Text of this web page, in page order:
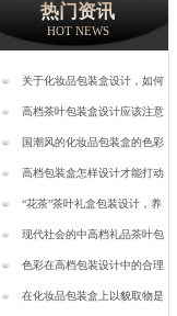
热门资讯
HOT NEWS
关于化妆品包装盒设计，如何
才能提高知名度呢？—樱美包
装
高档茶叶包装盒设计应该注意
哪些问题—樱美包装
国潮风的化妆品包装盒的色彩
搭配—樱美包装
高档包装盒怎样设计才能打动
客户—樱美包装
“花茶”茶叶礼盒包装设计，养
生更对“味儿”-樱美包装
现代社会的中高档礼品茶叶包
装盒设计【樱美包装】
色彩在高档包装设计中的合理
运用会起到什么效果？—樱美
在化妆品包装盒上以貌取物是